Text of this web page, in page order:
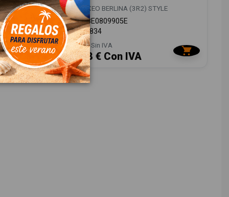
SEAT EXEO BERLINA (3R2) STYLE
OEM:8E0809905E
ID:819834
18,00 € Sin IVA
21,78 € Con IVA